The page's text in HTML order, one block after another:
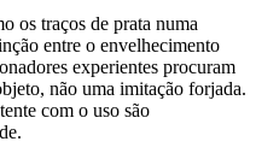
os traços de prata numa
entre o envelhecimento
experientes procuram
não uma imitação forjada.
com o uso são